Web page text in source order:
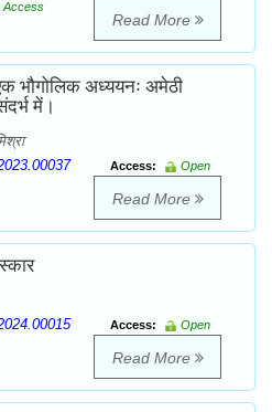
Access
Read More
भौगोलिक अध्ययनः अमेठी
में।
Access:
Open
Read More
Access:
Open
Read More